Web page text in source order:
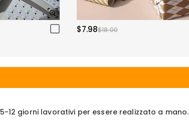
$7.98$18.00
5-12 giorni lavorativi per essere realizzato a mano.